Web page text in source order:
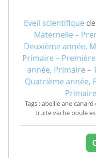
Eveil scientifique
Maternelle –
Deuxième année,
Primaire –
année, Primaire –
Quatrième année,
Tags : abeille ane
truite vache poule